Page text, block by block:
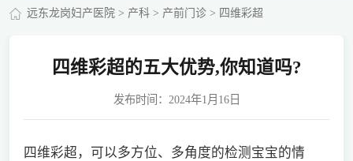
远东龙岗妇产医院> 产科> 产前门诊> 四维彩超
四维彩超的五大优势,你知道吗?
发布时间：2024年1月16日
四维彩超，可以多方位、多角度的检测宝宝的情